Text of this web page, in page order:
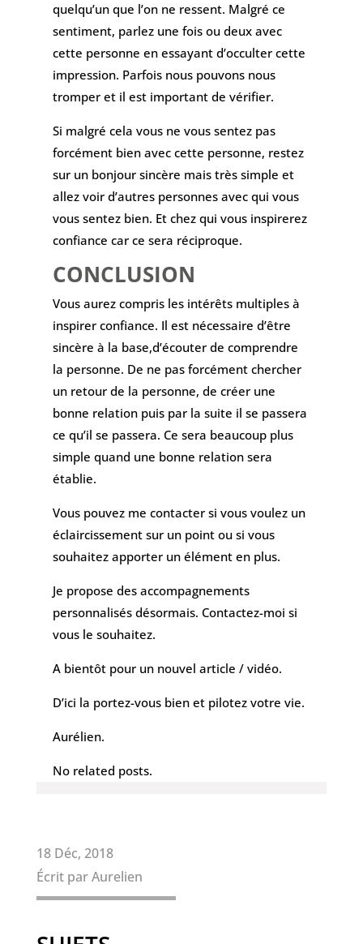
quelqu’un que l’on ne ressent. Malgré ce
sentiment, parlez une fois ou deux avec
cette personne en essayant d’occulter cette
impression. Parfois nous pouvons nous
tromper et il est important de vérifier.
Si malgré cela vous ne vous sentez pas
forcément bien avec cette personne, restez
sur un bonjour sincère mais très simple et
allez voir d’autres personnes avec qui vous
vous sentez bien. Et chez qui vous inspirerez
confiance car ce sera réciproque.
CONCLUSION
Vous aurez compris les intérêts multiples à
inspirer confiance. Il est nécessaire d’être
sincère à la base,d’écouter de comprendre
la personne. De ne pas forcément chercher
un retour de la personne, de créer une
bonne relation puis par la suite il se passera
ce qu’il se passera. Ce sera beaucoup plus
simple quand une bonne relation sera
établie.
Vous pouvez me contacter si vous voulez un
éclaircissement sur un point ou si vous
souhaitez apporter un élément en plus.
Je propose des accompagnements
personnalisés désormais. Contactez-moi si
vous le souhaitez.
A bientôt pour un nouvel article / vidéo.
D’ici la portez-vous bien et pilotez votre vie.
Aurélien.
No related posts.
18 Déc, 2018
Écrit par Aurelien